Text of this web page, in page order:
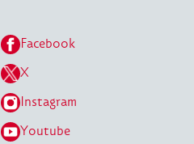
Facebook
X
Instagram
Youtube